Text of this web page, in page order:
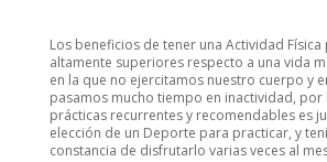
Los beneficios de tener una Actividad
altamente superiores respecto a una vida
en la que no ejercitamos nuestro cuerpo y
pasamos mucho tiempo en inactividad, por
prácticas recurrentes y recomendables es
elección de un Deporte para practicar, y
constancia de disfrutarlo varias veces al